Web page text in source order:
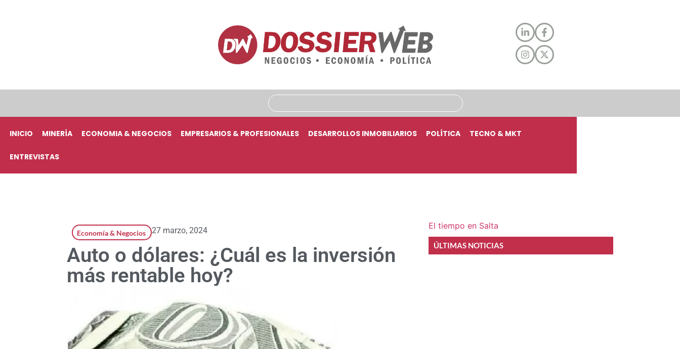
INICIO MINERÍA ECONOMIA & NEGOCIOS EMPRESARIOS & PROFESIONALES DESARROLLOS INMOBILIARIOS POLÍTICA TECNO & MKT
ENTREVISTAS
Economía & Negocios 27 marzo, 2024
Auto o dólares: ¿Cuál es la inversión
más rentable hoy?
El tiempo en Salta
ÚLTIMAS NOTICIAS